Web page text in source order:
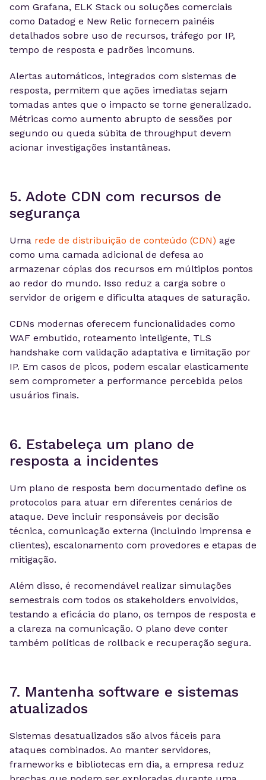
com Grafana, ELK Stack ou soluções comerciais
como Datadog e New Relic fornecem painéis
detalhados sobre uso de recursos, tráfego por IP,
tempo de resposta e padrões incomuns.
Alertas automáticos, integrados com sistemas de
resposta, permitem que ações imediatas sejam
tomadas antes que o impacto se torne generalizado.
Métricas como aumento abrupto de sessões por
segundo ou queda súbita de throughput devem
acionar investigações instantâneas.
5. Adote CDN com recursos de
segurança
Uma rede de distribuição de conteúdo (CDN) age
como uma camada adicional de defesa ao
armazenar cópias dos recursos em múltiplos pontos
ao redor do mundo. Isso reduz a carga sobre o
servidor de origem e dificulta ataques de saturação.
CDNs modernas oferecem funcionalidades como
WAF embutido, roteamento inteligente, TLS
handshake com validação adaptativa e limitação por
IP. Em casos de picos, podem escalar elasticamente
sem comprometer a performance percebida pelos
usuários finais.
6. Estabeleça um plano de
resposta a incidentes
Um plano de resposta bem documentado define os
protocolos para atuar em diferentes cenários de
ataque. Deve incluir responsáveis por decisão
técnica, comunicação externa (incluindo imprensa e
clientes), escalonamento com provedores e etapas de
mitigação.
Além disso, é recomendável realizar simulações
semestrais com todos os stakeholders envolvidos,
testando a eficácia do plano, os tempos de resposta e
a clareza na comunicação. O plano deve conter
também políticas de rollback e recuperação segura.
7. Mantenha software e sistemas
atualizados
Sistemas desatualizados são alvos fáceis para
ataques combinados. Ao manter servidores,
frameworks e bibliotecas em dia, a empresa reduz